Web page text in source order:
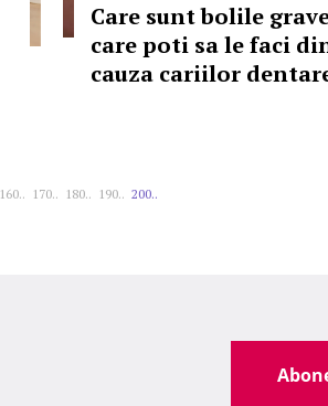
Care sunt bolile
care poti sa le faci
cauza cariilor
160.. 170.. 180.. 190.. 200..